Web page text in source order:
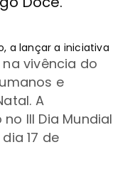
a lançar a iniciativa
na vivência do
e
A
III Dia Mundial
17 de